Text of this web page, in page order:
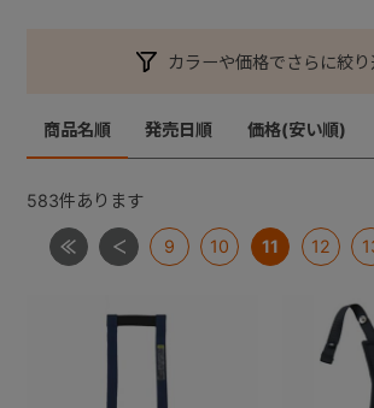
メチャカルハンディ・メチャカルハンデ
メチャカーゴＩＧ メチャライト
ロングフィット４８
【共通部品】差し込みバックル・腰バッ
ル
【共通部品】ショルダーストラップ
【共通部品】ダッコシート・エッグショ
カラーや価格でさらに絞り
商品名順 発売日順 価格(安い順)
583件あります
9 10 11 12